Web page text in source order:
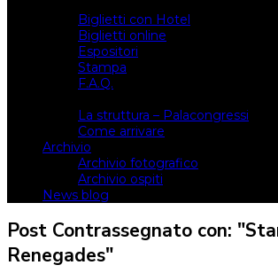
Biglietti con Hotel
Biglietti online
Espositori
Stampa
F.A.Q.
La struttura – Palacongressi
Come arrivare
Archivio
Archivio fotografico
Archivio ospiti
News blog
Post Contrassegnato con:
Renegades"